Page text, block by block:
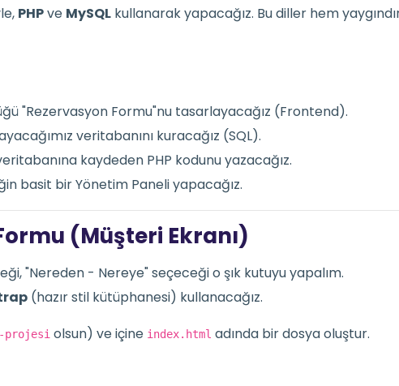
PHPve MySQL kullanarak yapacağız. Bu diller hem
"Rezervasyon Formu"nu tasarlayacağız (Frontend).
veritabanını kuracağız (SQL).
kaydeden PHP kodunu yazacağız.
basit bir Yönetim Paneli yapacağız.
(Müşteri Ekranı)
"Nereden - Nereye" seçeceği o şık kutuyu yapalım.
(hazır stil kütüphanesi) kullanacağız.
projesi olsun) ve içine index.html adında bir dosya oluştur.